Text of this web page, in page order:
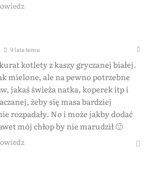
9 lata temu
kotlety z kaszy gryczanej białej.
mielone, ale na pewno potrzebne
jakaś świeża natka, koperek itp i
żeby się masa bardziej
rozpadały. No i może jakby dodać
mój chłop by nie marudził 🙂